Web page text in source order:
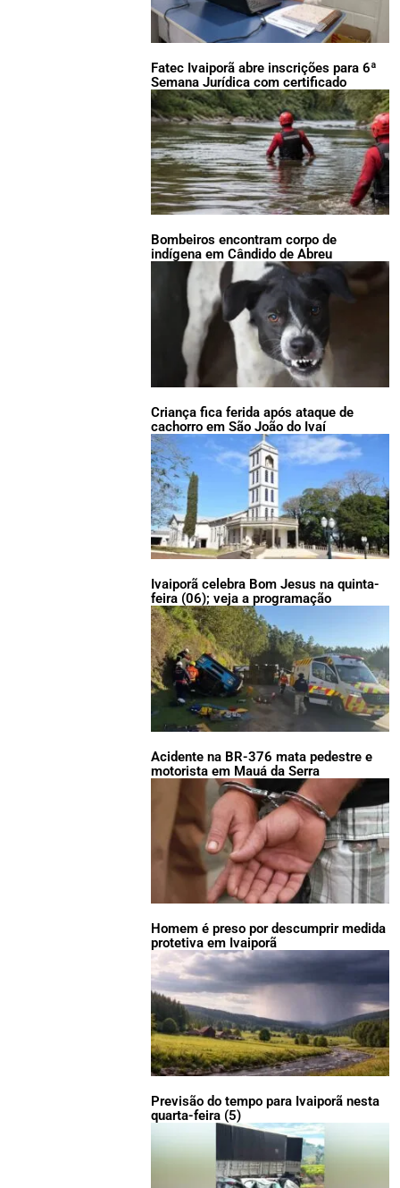
Fatec Ivaiporã abre inscrições para 6ª
Semana Jurídica com certificado
Bombeiros encontram corpo de
indígena em Cândido de Abreu
Criança fica ferida após ataque de
cachorro em São João do Ivaí
Ivaiporã celebra Bom Jesus na quinta-
feira (06); veja a programação
Acidente na BR-376 mata pedestre e
motorista em Mauá da Serra
Homem é preso por descumprir medida
protetiva em Ivaiporã
Previsão do tempo para Ivaiporã nesta
quarta-feira (5)